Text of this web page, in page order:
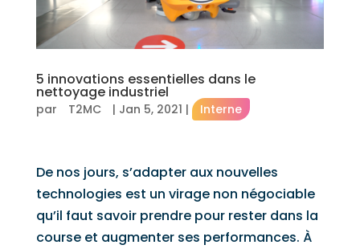
5 innovations essentielles dans le
nettoyage industriel
par T2MC | Jan 5, 2021 | Interne
De nos jours, s’adapter aux nouvelles
technologies est un virage non négociable
qu’il faut savoir prendre pour rester dans la
course et augmenter ses performances. À